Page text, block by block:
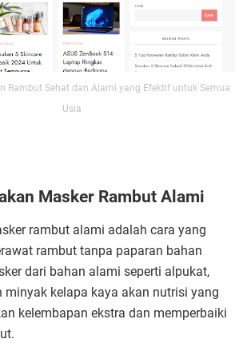
Rambut Sehat dan Alami yang Efektif untuk Semua
Usia
Masker Rambut Alami
rambut alami adalah cara yang
rambut tanpa paparan bahan
dari bahan alami seperti alpukat,
minyak kelapa kaya akan nutrisi yang
kelembapan ekstra dan memperbaiki